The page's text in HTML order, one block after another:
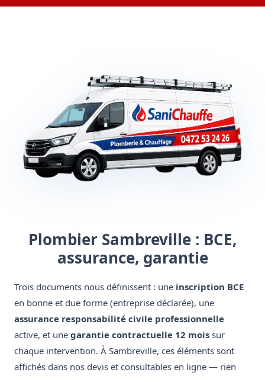
Plombier Sambreville : BCE,
assurance, garantie
Trois documents nous définissent : une inscription BCE
en bonne et due forme (entreprise déclarée), une
assurance responsabilité civile professionnelle
active, et une garantie contractuelle 12 mois sur
chaque intervention. À Sambreville, ces éléments sont
affichés dans nos devis et consultables en ligne — rien